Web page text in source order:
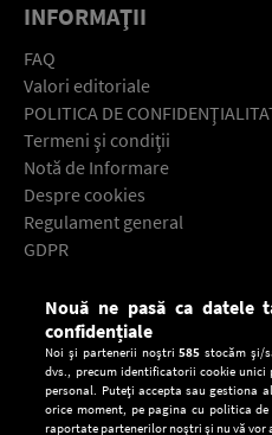
INFORMAŢII
FAQ
Valori editoriale
POLITICA DE
Termeni şi condiţii
Notă de Informare
Despre cookies
Regulament general
GDPR
Descarcă gratuit aplicaţia
Nouă ne pasă ca datele
confidențiale
Noi și partenerii noștri585 stocăm și/
dvs., precum identificatorii cookie
personal. Puteți accepta sau gestiona
orice moment, pe pagina cu politica
raportate partenerilor noștri și nu vă vor